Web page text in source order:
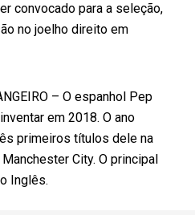
convocado para a seleção,
no joelho direito em
– O espanhol Pep
em 2018. O ano
primeiros títulos dele na
City. O principal
Inglês.